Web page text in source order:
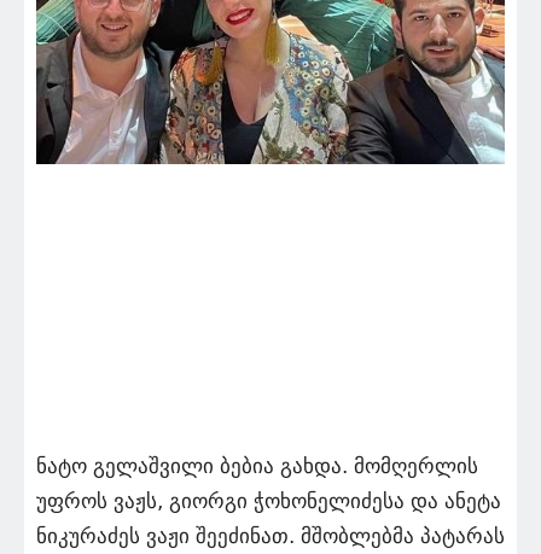
ნატო გელაშვილი ბებია გახდა. მომღერლის
უფროს ვაჟს, გიორგი ჭოხონელიძესა და ანეტა
ნიკურაძეს ვაჟი შეეძინათ. მშობლებმა პატარას